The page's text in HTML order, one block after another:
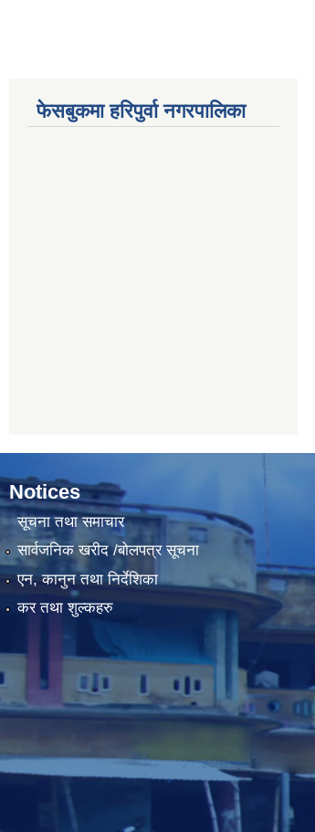
फेसबुकमा हरिपुर्वा नगरपालिका
Notices
सूचना तथा समाचार
सार्वजनिक खरीद /बोलपत्र सूचना
एन, कानुन तथा निर्देशिका
कर तथा शुल्कहरु